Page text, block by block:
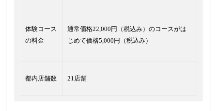
体験コース
の料金
通常価格22,000円（税込み）のコースがは
じめて価格5,000円（税込み）
都内店舗数 21店舗